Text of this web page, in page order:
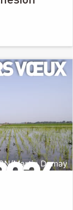
Martin Demay